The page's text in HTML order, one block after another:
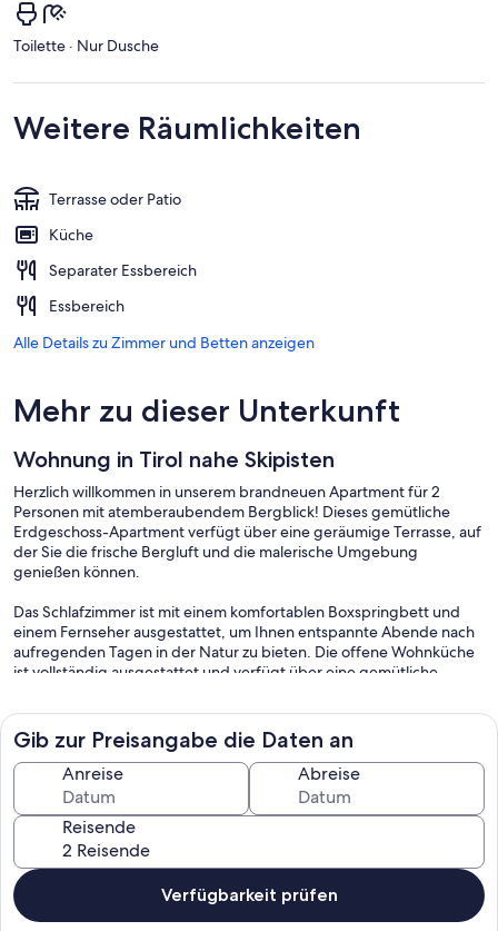
Toilette · Nur Dusche
Weitere Räumlichkeiten
Terrasse oder Patio
Küche
Separater Essbereich
Essbereich
Alle Details zu Zimmer und Betten anzeigen
Mehr zu dieser Unterkunft
Wohnung in Tirol nahe Skipisten
Herzlich willkommen in unserem brandneuen Apartment für 2
Personen mit atemberaubendem Bergblick! Dieses gemütliche
Erdgeschoss-Apartment verfügt über eine geräumige Terrasse, auf
der Sie die frische Bergluft und die malerische Umgebung
genießen können.
Das Schlafzimmer ist mit einem komfortablen Boxspringbett und
einem Fernseher ausgestattet, um Ihnen entspannte Abende nach
aufregenden Tagen in der Natur zu bieten. Die offene Wohnküche
ist vollständig ausgestattet und verfügt über eine gemütliche
Abende.
Unsere Unterkunft befindet sich in Hochgallmig, in der Nähe von
Landeck in Tirol. Die Lage bietet sowohl im Sommer als auch im
Winter eine Vielzahl von Aktivitäten. Für Winterliebhaber sind
verschiedene Skigebiete leicht erreichbar. Im Sommer können Sie
den Badesee Ried besuchen oder sich in einem der Restaurants in
unmittelbarer Nähe verwöhnen lassen.
Die zentrale Lage ermöglicht es Ihnen, die charmanten Städte
Landeck und Prutz in kurzer Zeit zu erreichen.
Gib zur Preisangabe die Daten an
Anreise Abreise
Reisende
Verfügbarkeit prüfen